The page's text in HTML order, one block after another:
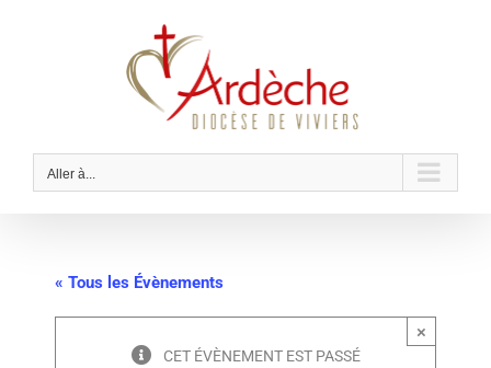
Aller à...
« Tous les Évènements
×
CET ÉVÈNEMENT EST PASSÉ